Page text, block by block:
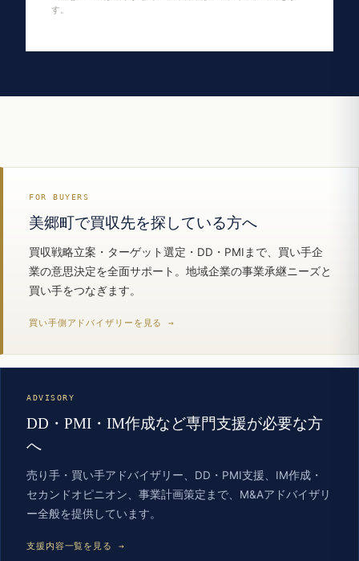
す。
FOR BUYERS
美郷町で買収先を探している方へ
買収戦略立案・ターゲット選定・DD・PMIまで、買い手企
業の意思決定を全面サポート。地域企業の事業承継ニーズと
買い手をつなぎます。
買い手側アドバイザリーを見る →
ADVISORY
DD・PMI・IM作成など専門支援が必要な方
へ
売り手・買い手アドバイザリー、DD・PMI支援、IM作成・
セカンドオピニオン、事業計画策定まで、M&Aアドバイザリ
ー全般を提供しています。
支援内容一覧を見る →